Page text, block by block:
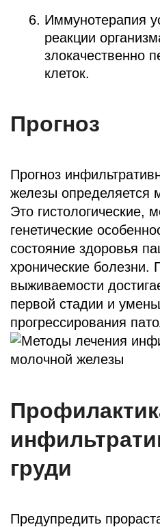
Иммунотерапия
реакции
злокачественно
клеток.
Прогноз
Прогноз
железы определяется
Это гистологические,
генетические
состояние здоровья
хронические болезни.
выживаемости
первой стадии и
прогрессирования
груди
Предупредить